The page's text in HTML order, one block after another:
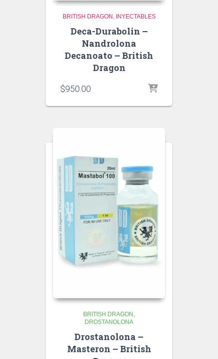
BRITISH DRAGON INYECTABLES
Deca-Durabolin –
Nandrolona
Decanoato – British
Dragon
$950.00
BRITISH DRAGON
DROSTANOLONA
Drostanolona –
Masteron – British